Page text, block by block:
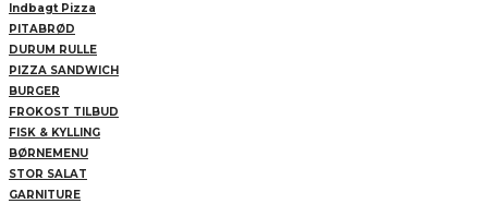
Indbagt Pizza
PITABRØD
DURUM RULLE
PIZZA SANDWICH
BURGER
FROKOST TILBUD
FISK & KYLLING
BØRNEMENU
STOR SALAT
GARNITURE